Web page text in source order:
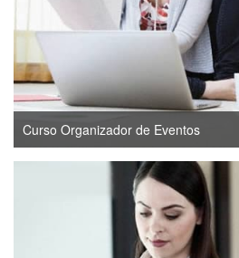
Curso Organizador de Eventos